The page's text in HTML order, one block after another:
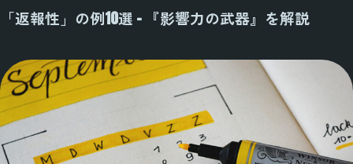
「返報性」の例10選 – 『影響力の武器』を解説